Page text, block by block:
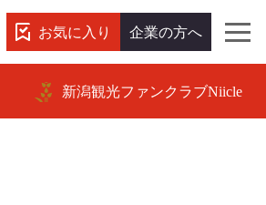
お気に入り 企業の方へ
新潟観光ファンクラブNiicle